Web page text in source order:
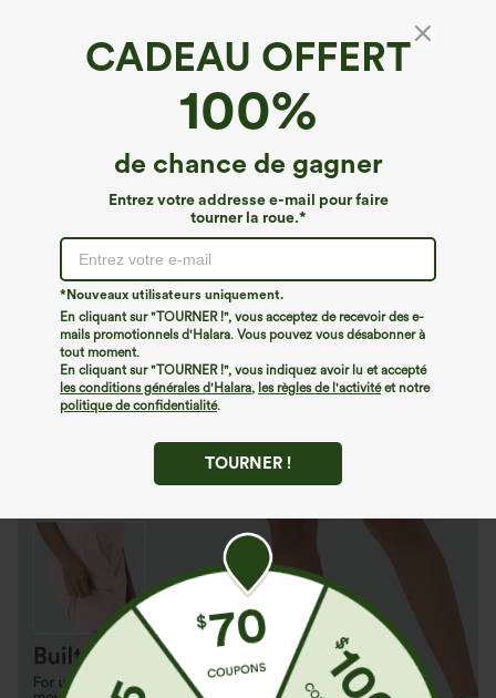
CADEAU OFFERT
100%
de chance de gagner
Entrez votre addresse e-mail pour faire
tourner la roue.*
*Nouveaux utilisateurs uniquement.
En cliquant sur "TOURNER !", vous acceptez de recevoir des e-
mails promotionnels d'Halara. Vous pouvez vous désabonner à
tout moment.
En cliquant sur "TOURNER !", vous indiquez avoir lu et accepté
les conditions générales d'Halara, les règles de l'activitéet notre
politique de confidentialité.
TOURNER !
SoftlyZero™ Airy*
Shorts de yoga SoftlyZero™ Airy 2-en-1
InstantCool, super taille haute, 7" avec
€35,95 EUR